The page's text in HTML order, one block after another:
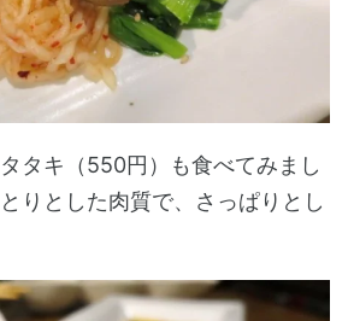
タキ（550円）も食べてみまし
りとした肉質で、さっぱりとし